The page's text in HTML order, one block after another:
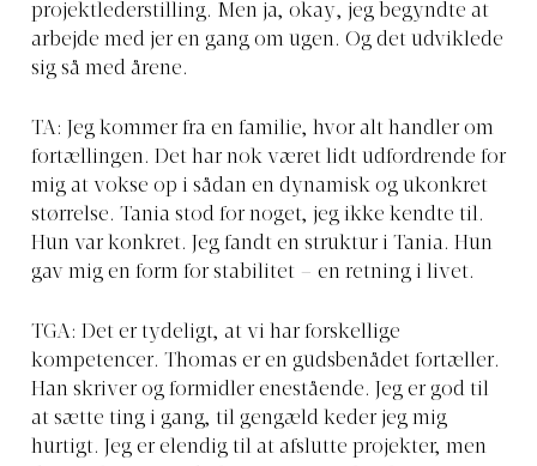
projektlederstilling. Men ja, okay, jeg begyndte at
arbejde med jer en gang om ugen. Og det udviklede
sig så med årene.
TA: Jeg kommer fra en familie, hvor alt handler om
fortællingen. Det har nok været lidt udfordrende for
mig at vokse op i sådan en dynamisk og ukonkret
størrelse. Tania stod for noget, jeg ikke kendte til.
Hun var konkret. Jeg fandt en struktur i Tania. Hun
gav mig en form for stabilitet – en retning i livet.
TGA: Det er tydeligt, at vi har forskellige
kompetencer. Thomas er en gudsbenådet fortæller.
Han skriver og formidler enestående. Jeg er god til
at sætte ting i gang, til gengæld keder jeg mig
hurtigt. Jeg er elendig til at afslutte projekter, men